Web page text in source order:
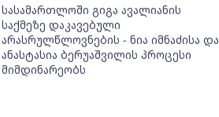
სასამართლოში გიგა ავალიანის
საქმეზე დაკავებული
არასრულწლოვნების - ნია იმნაძისა და
ანასტასია ბერუაშვილის პროცესი
მიმდინარეობს